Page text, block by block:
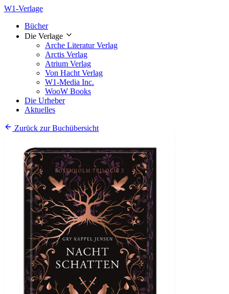
W1-Verlage
Bücher
Die Verlage
Arche Literatur Verlag
Arctis Verlag
Atrium Verlag
Von Hacht Verlag
W1-Media Inc.
WooW Books
Die Urheber
Aktuelles
Zurück zur Buchübersicht